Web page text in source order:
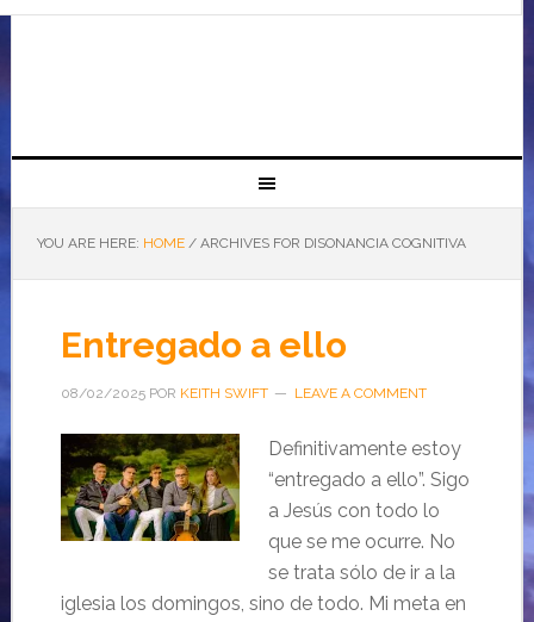
YOU ARE HERE: HOME /ARCHIVES FOR DISONANCIA COGNITIVA
Entregado a ello
08/02/2025POR KEITH SWIFT LEAVE A COMMENT
Definitivamente estoy
“entregado a ello”. Sigo
a Jesús con todo lo
que se me ocurre. No
se trata sólo de ir a la
iglesia los domingos, sino de todo. Mi meta en